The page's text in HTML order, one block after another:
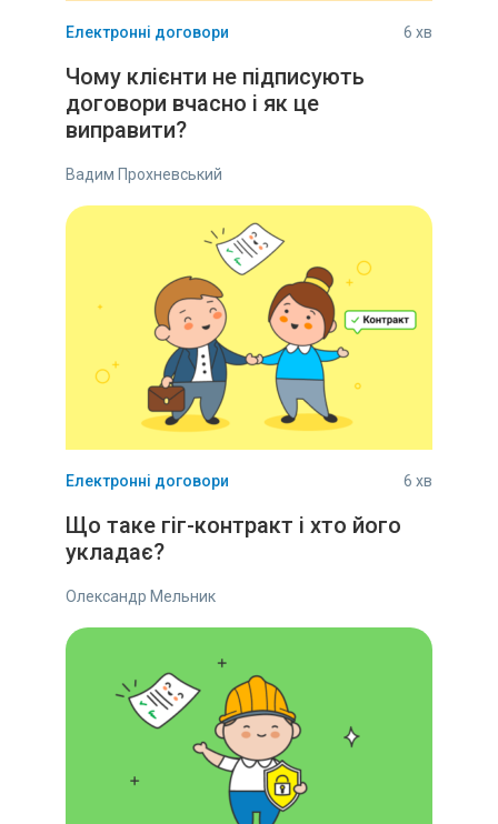
Електронні договори 6 хв
Чому клієнти не підписують
договори вчасно і як це
виправити?
Вадим Прохневський
Електронні договори 6 хв
Що таке гіг-контракт і хто його
укладає?
Олександр Мельник